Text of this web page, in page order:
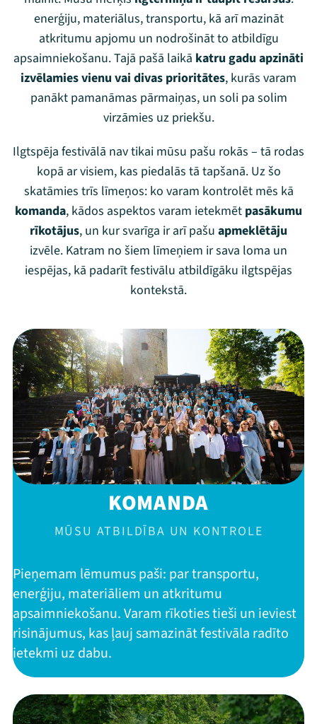
Mana programma
Festivāls
Programma
Arhīvs
Viņi bija LAMPĀ 2026
Jaunumi
Ziedo
Veikals
Kontakti
ThreadsFacebookYoutube
X Instagram
Flick TikTok
enerģiju, materiālus, transportu, kā arī mazināt
atkritumu apjomu un nodrošināt to atbildīgu
apsaimniekošanu. Tajā pašā laikā katru gadu apzināti
izvēlamies vienu vai divas prioritātes, kurās varam
panākt pamanāmas pārmaiņas, un soli pa solim
virzāmies uz priekšu.
Ilgtspēja festivālā nav tikai mūsu pašu rokās – tā rodas
kopā ar visiem, kas piedalās tā tapšanā. Uz šo
skatāmies trīs līmeņos: ko varam kontrolēt mēs kā
komanda, kādos aspektos varam ietekmēt pasākumu
rīkotājus, un kur svarīga ir arī pašu apmeklētāju
izvēle. Katram no šiem līmeņiem ir sava loma un
iespējas, kā padarīt festivālu atbildīgāku ilgtspējas
kontekstā.
KOMANDA
MŪSU ATBILDĪBA UN KONTROLE
Pieņemam lēmumus paši: par transportu,
enerģiju, materiāliem un atkritumu
apsaimniekošanu. Varam rīkoties tieši un ieviest
risinājumus, kas ļauj samazināt festivāla radīto
ietekmi uz dabu.